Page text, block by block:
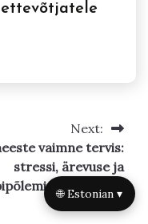
tugevuse
ettevõtjatele
🌐 Estonian ▾